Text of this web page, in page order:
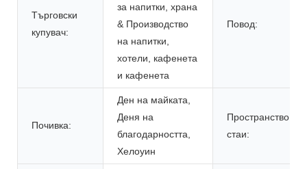
Търговски
купувач:
за напитки, храна
& Производство
на напитки,
хотели, кафенета
и кафенета
Повод:
Почивка:
Ден на майката,
Деня на
благодарността,
Хелоуин
Пространство за
стаи: